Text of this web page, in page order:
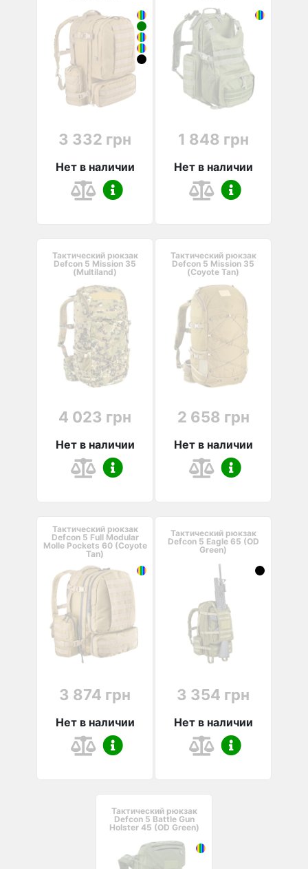
3 332 грн
Нет в наличии
1 848 грн
Нет в наличии
Тактический рюкзак
Defcon 5 Mission 35
(Multiland)
4 023 грн
Нет в наличии
Тактический рюкзак
Defcon 5 Mission 35
(Coyote Tan)
2 658 грн
Нет в наличии
Тактический рюкзак
Defcon 5 Full Modular
Molle Pockets 60 (Coyote
Tan)
3 874 грн
Нет в наличии
Тактический рюкзак
Defcon 5 Eagle 65 (OD
Green)
3 354 грн
Нет в наличии
Тактический рюкзак
Defcon 5 Battle Gun
Holster 45 (OD Green)